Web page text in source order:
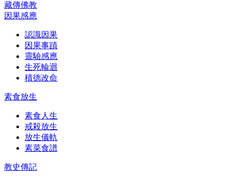
藏傳佛教
因果感應
認識因果
因果事蹟
靈驗感應
生死輪迴
積德改命
素食放生
素食人生
戒殺放生
放生儀軌
素菜食譜
教史傳記